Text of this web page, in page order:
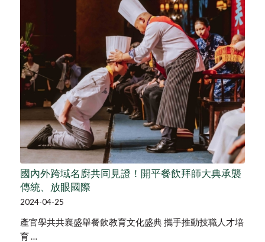
國內外跨域名廚共同見證！開平餐飲拜師大典承襲
傳統、放眼國際
2024-04-25
產官學共共襄盛舉餐飲教育文化盛典 攜手推動技職人才培
育 …